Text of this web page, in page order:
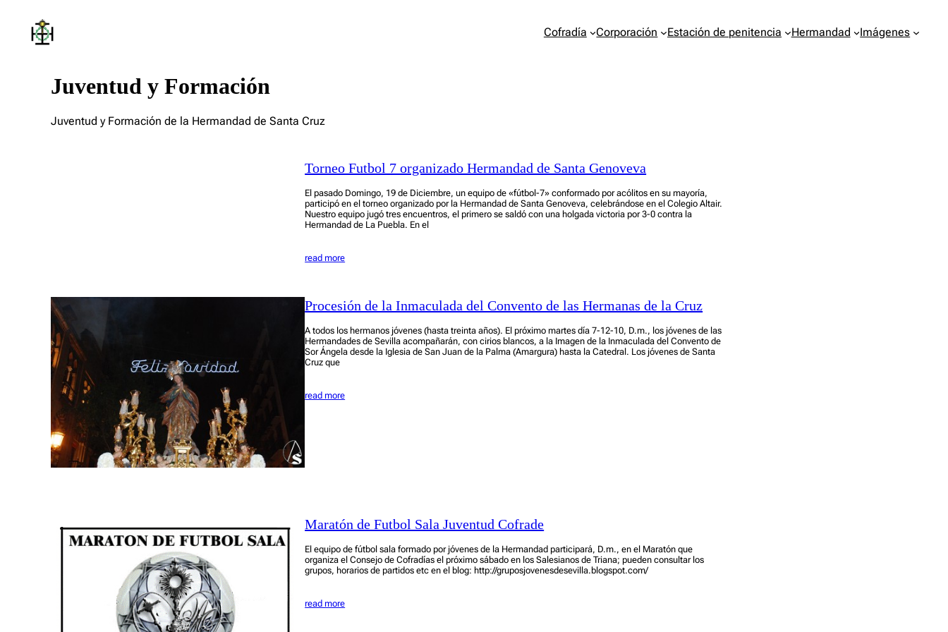
contenido
Cofradía Corporación Estación de penitencia Hermandad Imágenes
Juventud y Formación
Juventud y Formación de la Hermandad de Santa Cruz
Torneo Futbol 7 organizado Hermandad de Santa Genoveva
El pasado Domingo, 19 de Diciembre, un equipo de «fútbol-7» conformado por acólitos en su mayoría,
participó en el torneo organizado por la Hermandad de Santa Genoveva, celebrándose en el Colegio Altair.
Nuestro equipo jugó tres encuentros, el primero se saldó con una holgada victoria por 3-0 contra la
Hermandad de La Puebla. En el
read more
Procesión de la Inmaculada del Convento de las Hermanas de la Cruz
A todos los hermanos jóvenes (hasta treinta años). El próximo martes día 7-12-10, D.m., los jóvenes de las
Hermandades de Sevilla acompañarán, con cirios blancos, a la Imagen de la Inmaculada del Convento de
Sor Ángela desde la Iglesia de San Juan de la Palma (Amargura) hasta la Catedral. Los jóvenes de Santa
Cruz que
read more
Maratón de Futbol Sala Juventud Cofrade
El equipo de fútbol sala formado por jóvenes de la Hermandad participará, D.m., en el Maratón que
organiza el Consejo de Cofradías el próximo sábado en los Salesianos de Triana; pueden consultar los
grupos, horarios de partidos etc en el blog: http://gruposjovenesdesevilla.blogspot.com/
read more